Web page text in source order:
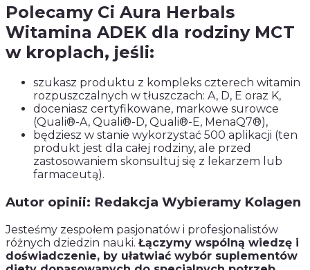
Polecamy Ci Aura Herbals
Witamina ADEK dla rodziny MCT
w kroplach, jeśli:
szukasz produktu z kompleks czterech witamin
rozpuszczalnych w tłuszczach: A, D, E oraz K,
doceniasz certyfikowane, markowe surowce
(Quali®-A, Quali®-D, Quali®-E, MenaQ7®),
będziesz w stanie wykorzystać 500 aplikacji (ten
produkt jest dla całej rodziny, ale przed
zastosowaniem skonsultuj się z lekarzem lub
farmaceutą).
Autor opinii: Redakcja Wybieramy Kolagen
Jesteśmy zespołem pasjonatów i profesjonalistów
różnych dziedzin nauki. Łączymy wspólną wiedzę i
doświadczenie, by ułatwiać wybór suplementów